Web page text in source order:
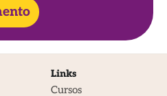
Links
Cursos